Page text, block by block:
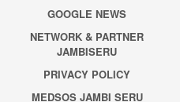
GOOGLE NEWS
NETWORK & PARTNER
JAMBISERU
PRIVACY POLICY
MEDSOS JAMBI SERU